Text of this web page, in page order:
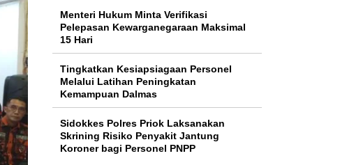
Menteri Hukum Minta Verifikasi
Pelepasan Kewarganegaraan Maksimal
15 Hari
Tingkatkan Kesiapsiagaan Personel
Melalui Latihan Peningkatan
Kemampuan Dalmas
Sidokkes Polres Priok Laksanakan
Skrining Risiko Penyakit Jantung
Koroner bagi Personel PNPP